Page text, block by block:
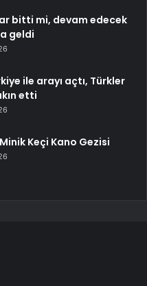
bitti mi, devam edecek
geldi
ile arayı açtı, Türkler
etti
Keçi Kano Gezisi